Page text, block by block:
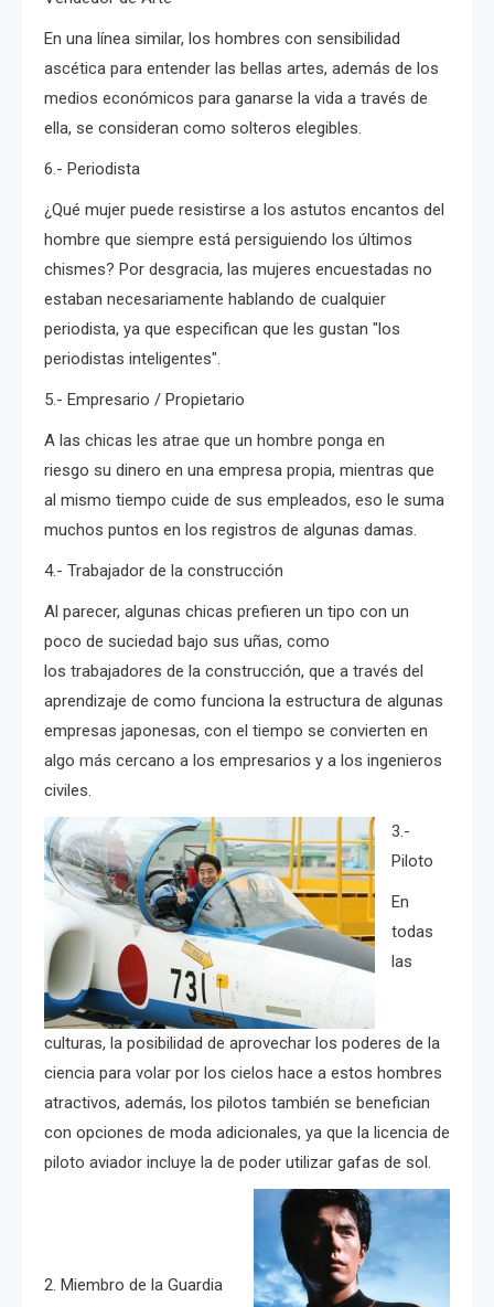
En una línea similar, los hombres con sensibilidad
ascética para entender las bellas artes, además de los
medios económicos para ganarse la vida a través de
ella, se consideran como solteros elegibles.
6.- Periodista
¿Qué mujer puede resistirse a los astutos encantos del
hombre que siempre está persiguiendo los últimos
chismes? Por desgracia, las mujeres encuestadas no
estaban necesariamente hablando de cualquier
periodista, ya que especifican que les gustan "los
periodistas inteligentes".
5.- Empresario / Propietario
A las chicas les atrae que un hombre ponga en
riesgo su dinero en una empresa propia, mientras que
al mismo tiempo cuide de sus empleados, eso le suma
muchos puntos en los registros de algunas damas.
4.- Trabajador de la construcción
Al parecer, algunas chicas prefieren un tipo con un
poco de suciedad bajo sus uñas, como
los trabajadores de la construcción, que a través del
aprendizaje de como funciona la estructura de algunas
empresas japonesas, con el tiempo se convierten en
algo más cercano a los empresarios y a los ingenieros
civiles.
3.-
Piloto
En
todas
las
culturas, la posibilidad de aprovechar los poderes de la
ciencia para volar por los cielos hace a estos hombres
atractivos, además, los pilotos también se benefician
con opciones de moda adicionales, ya que la licencia de
piloto aviador incluye la de poder utilizar gafas de sol.
2. Miembro de la Guardia